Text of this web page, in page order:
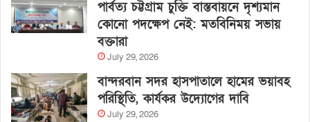
পার্বত্য চট্টগ্রাম চুক্তি বাস্তবায়নে দৃশ্যমান
কোনো পদক্ষেপ নেই: মতবিনিময় সভায়
বক্তারা
July 29, 2026
বান্দরবান সদর হাসপাতালে হামের ভয়াবহ
পরিস্থিতি, কার্যকর উদ্যোগের দাবি
July 29, 2026